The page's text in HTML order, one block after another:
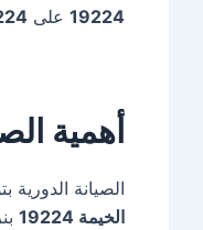
19224 على
أهمية
الصيانة
الخيمة 19224